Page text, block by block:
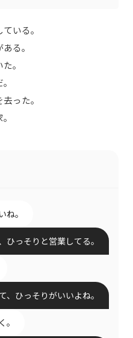
いる。
る。
。
った。
。
ひっそりと営業してる。
、ひっそりがいいよね。